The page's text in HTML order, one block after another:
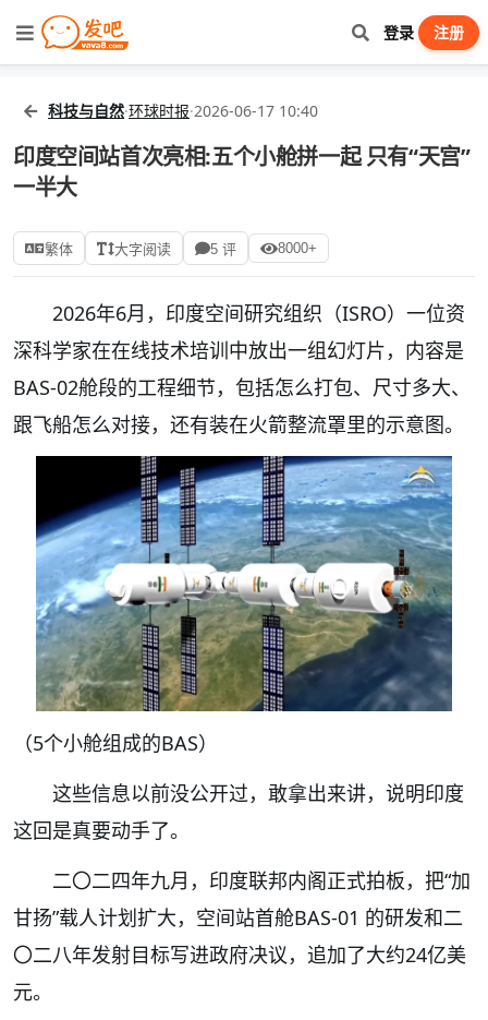
登录 注册
科技与自然·环球时报·2026-06-17 10:40
印度空间站首次亮相:五个小舱拼一起 只有“天宫”
一半大
繁体 大字阅读 5 评 8000+
2026年6月，印度空间研究组织（ISRO）一位资
深科学家在在线技术培训中放出一组幻灯片，内容是
BAS-02舱段的工程细节，包括怎么打包、尺寸多大、
跟飞船怎么对接，还有装在火箭整流罩里的示意图。
（5个小舱组成的BAS）
这些信息以前没公开过，敢拿出来讲，说明印度
这回是真要动手了。
二〇二四年九月，印度联邦内阁正式拍板，把“加
甘扬”载人计划扩大，空间站首舱BAS-01 的研发和二
〇二八年发射目标写进政府决议，追加了大约24亿美
元。